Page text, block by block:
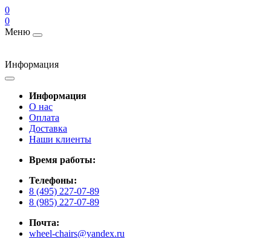
0
0
Меню
Информация
Информация
О нас
Оплата
Доставка
Наши клиенты
Время работы:
Телефоны:
8 (495) 227-07-89
8 (985) 227-07-89
Почта:
wheel-chairs@yandex.ru